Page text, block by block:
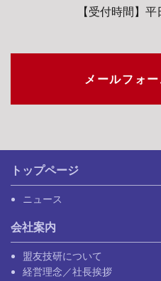
【受付時間】
メールフォ
トップページ
ニュース
会社案内
盟友技研について
経営理念／社長挨拶